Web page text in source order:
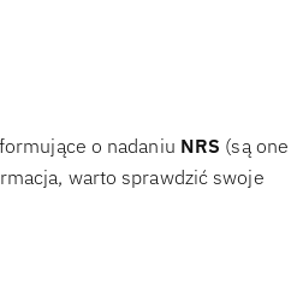
o nadaniu NRS (są one
warto sprawdzić swoje